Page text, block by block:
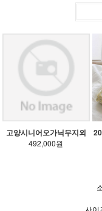
고양시니어오가닉무지외
492,000원